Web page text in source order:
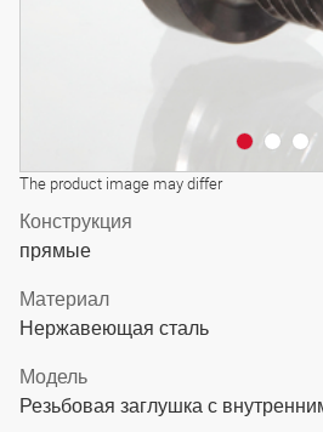
The product image may differ
Конструкция
прямые
Материал
Нержавеющая сталь
Модель
Резьбовая заглушка с